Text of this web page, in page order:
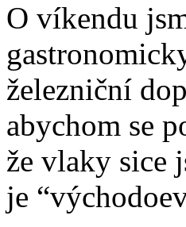
O víkendu
železniční
abychom se
že vlaky sice
je